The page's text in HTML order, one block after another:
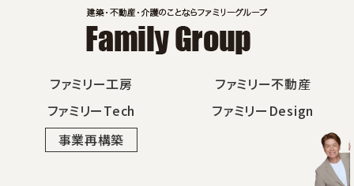
ファミリー工房
ファミリー不動産
ファミリーTech
ファミリーDesign
事業再構築